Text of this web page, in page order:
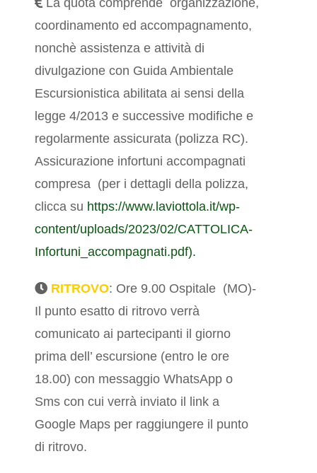
coordinamento ed accompagnamento,
nonchè assistenza e attività di
divulgazione con Guida Ambientale
Escursionistica abilitata ai sensi della
legge 4/2013 e successive modifiche e
regolarmente assicurata (polizza RC).
Assicurazione infortuni accompagnati
compresa (per i dettagli della polizza,
clicca su https://www.laviottola.it/wp-
content/uploads/2023/02/CATTOLICA-
Infortuni_accompagnati.pdf).
RITROVO: Ore 9.00 Ospitale (MO)-
Il punto esatto di ritrovo verrà
comunicato ai partecipanti il giorno
prima dell’ escursione (entro le ore
18.00) con messaggio WhatsApp o
Sms con cui verrà inviato il link a
Google Maps per raggiungere il punto
di ritrovo.